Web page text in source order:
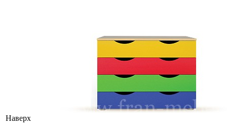
Наверх